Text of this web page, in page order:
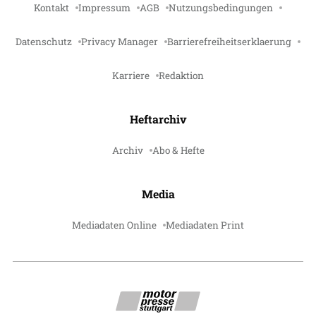
Kontakt Impressum AGB Nutzungsbedingungen
Datenschutz Privacy Manager Barrierefreiheitserklaerung
Karriere Redaktion
Heftarchiv
Archiv Abo & Hefte
Media
Mediadaten Online Mediadaten Print